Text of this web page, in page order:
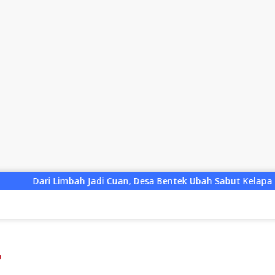
Cuan, Desa Bentek Ubah Sabut Kelapa Menjadi Peluang